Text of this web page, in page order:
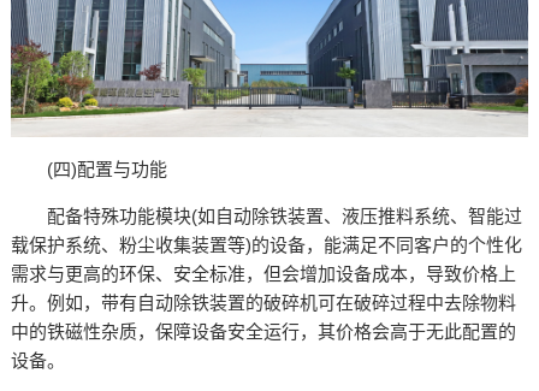
(四)配置与功能​
配备特殊功能模块(如自动除铁装置、液压推料系统、智能过
载保护系统、粉尘收集装置等)的设备，能满足不同客户的个性化
需求与更高的环保、安全标准，但会增加设备成本，导致价格上
升。例如，带有自动除铁装置的破碎机可在破碎过程中去除物料
中的铁磁性杂质，保障设备安全运行，其价格会高于无此配置的
设备。​